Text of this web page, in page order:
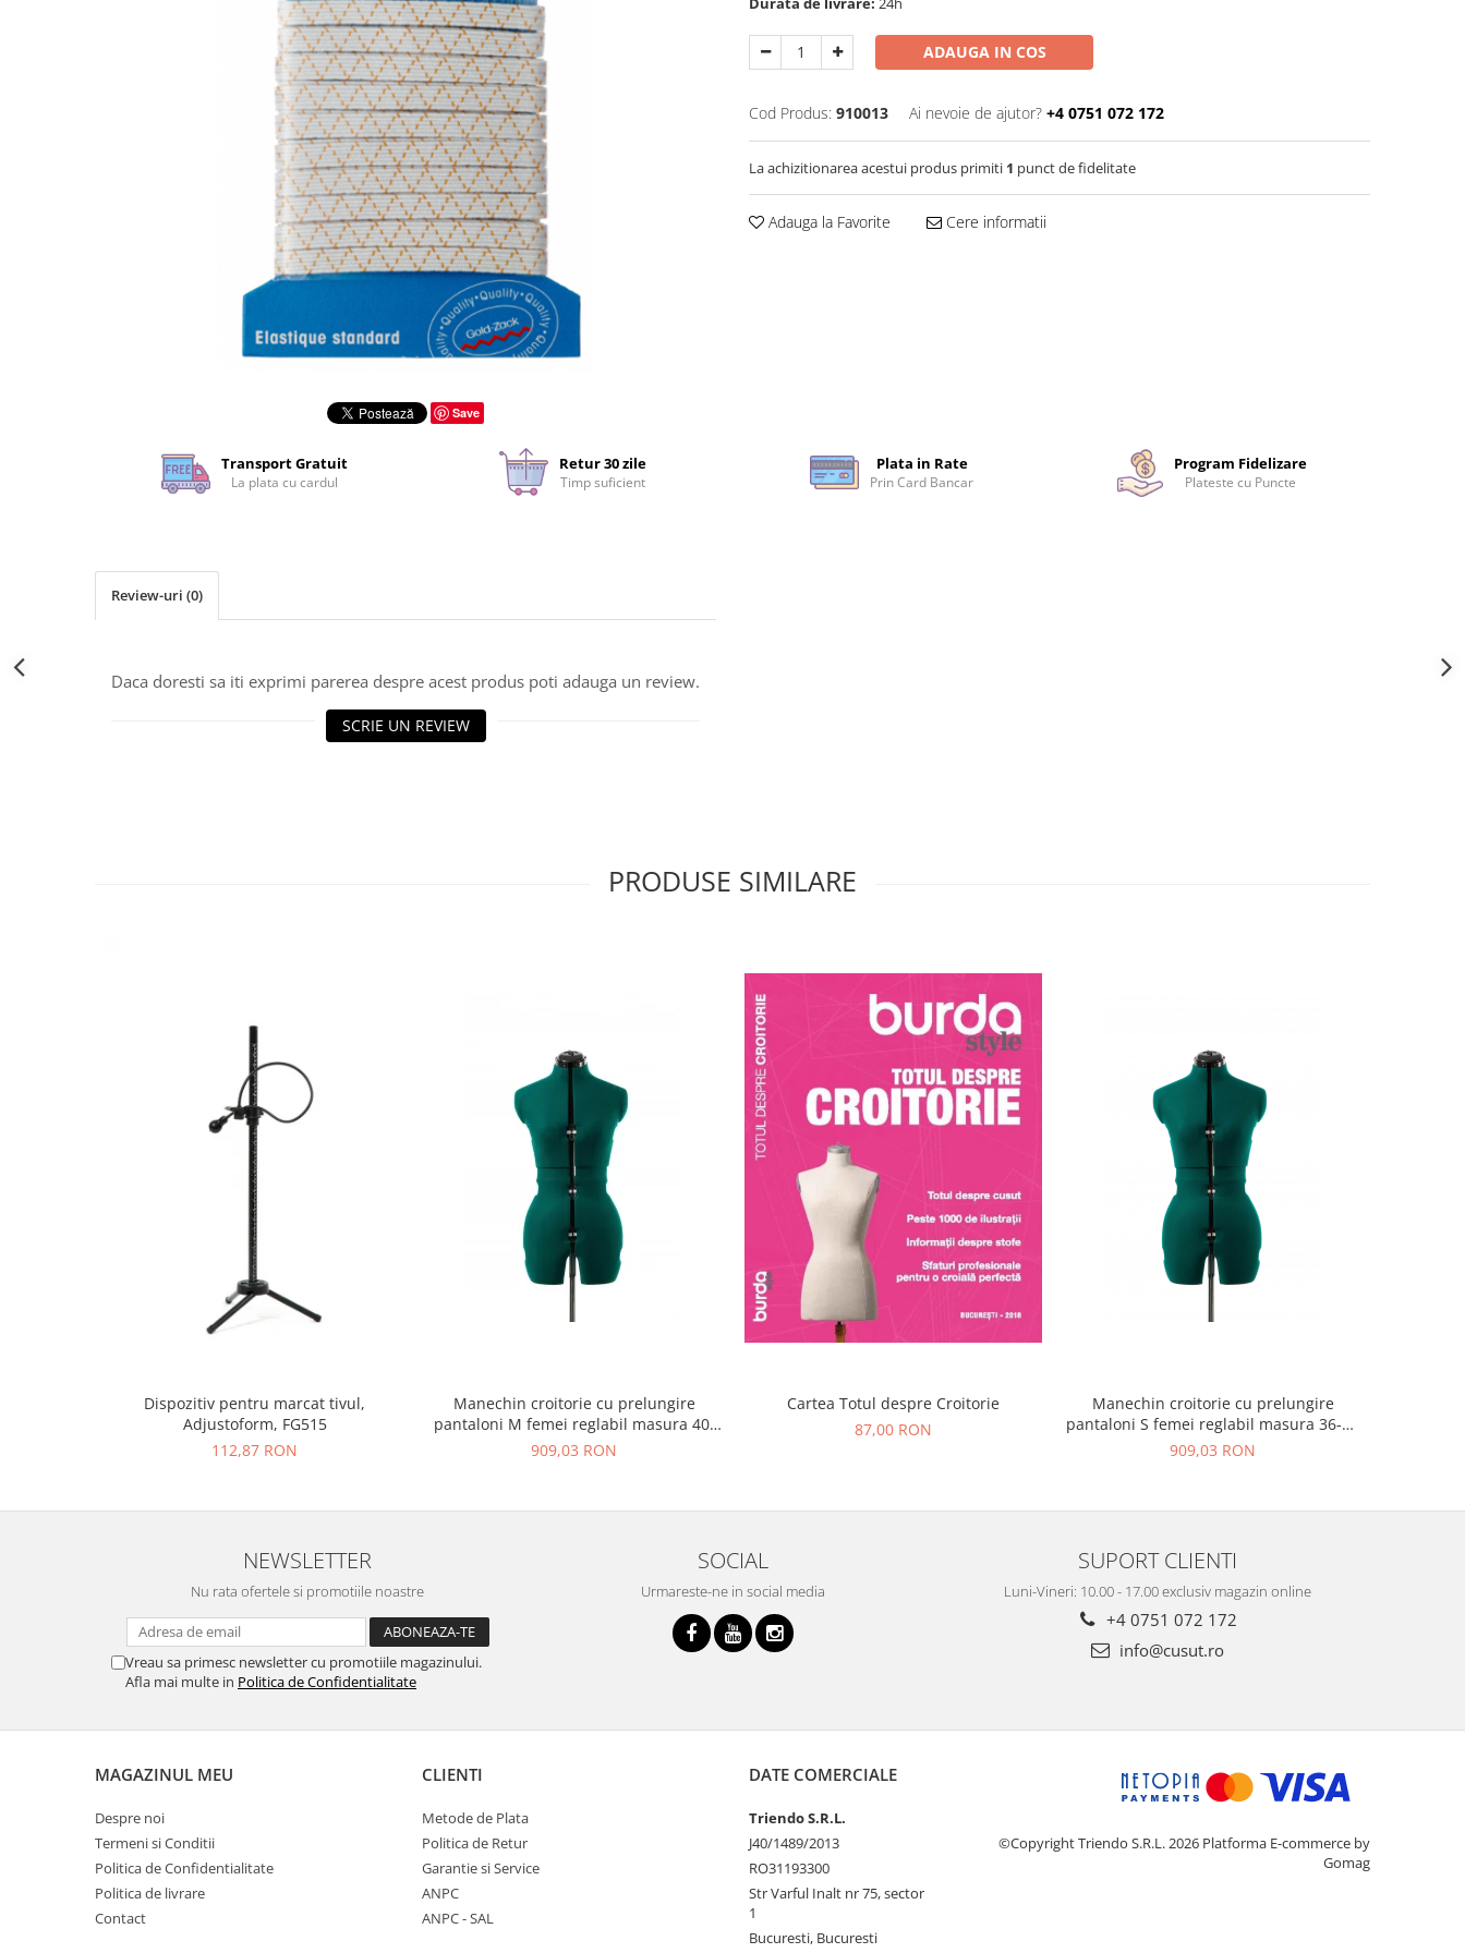
Save
ADAUGA IN COS
Cod Produs: 910013 Ai nevoie de ajutor? +4 0751 072 172
La achizitionarea acestui produs primiti 1 punct de fidelitate
Adauga la Favorite Cere informatii
Transport Gratuit
La plata cu cardul
Retur 30 zile
Timp suficient
Plata in Rate
Prin Card Bancar
Program Fidelizare
Plateste cu Puncte
Review-uri (0)
Daca doresti sa iti exprimi parerea despre acest produs poti adauga un review.
SCRIE UN REVIEW
PRODUSE SIMILARE
Dispozitiv pentru marcat tivul,
Adjustoform, FG515
112,87 RON
Manechin croitorie cu prelungire
pantaloni M femei reglabil masura 40-
48 Adjustoform FG373
909,03 RON
Cartea Totul despre Croitorie
87,00 RON
Manechin croitorie cu prelungire
pantaloni S femei reglabil masura 36-42
Adjustoform FG372
909,03 RON
NEWSLETTER
Nu rata ofertele si promotiile noastre
Vreau sa primesc newsletter cu promotiile magazinului.
Afla mai multe in Politica de Confidentialitate
SOCIAL
Urmareste-ne in social media
SUPORT CLIENTI
Luni-Vineri: 10.00 - 17.00 exclusiv magazin online
+4 0751 072 172
info@cusut.ro
MAGAZINUL MEU
Despre noi
Termeni si Conditii
Politica de Confidentialitate
Politica de livrare
Contact
CLIENTI
Metode de Plata
Politica de Retur
Garantie si Service
ANPC
ANPC - SAL
DATE COMERCIALE
Triendo S.R.L.
J40/1489/2013
RO31193300
Str Varful Inalt nr 75, sector
1
Bucuresti, Bucuresti
©Copyright Triendo S.R.L. 2026 Platforma E-commerce by
Gomag